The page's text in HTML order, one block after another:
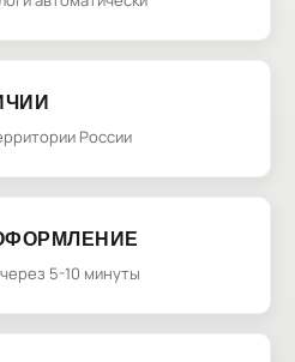
России
5-10 минуты